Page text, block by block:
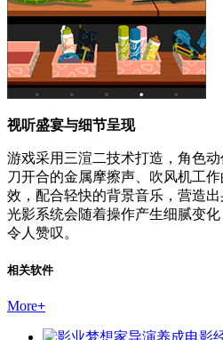
视听盛宴与细节呈现
游戏采用三渲二技术打造，角色
刀开合的金属摩擦声、吹风机工
效，配合轻快的背景音乐，营造
光影系统会随着操作产生细腻变
令人赞叹。
相关软件
More+